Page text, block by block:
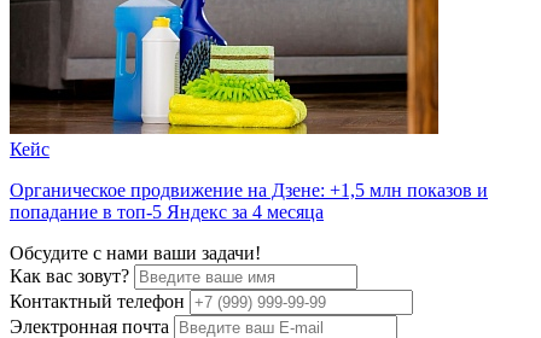
Кейс
Органическое продвижение на Дзене: +1,5 млн показов и
попадание в топ-5 Яндекс за 4 месяца
Обсудите с нами ваши задачи!
Как вас зовут?
Контактный телефон
Электронная почта